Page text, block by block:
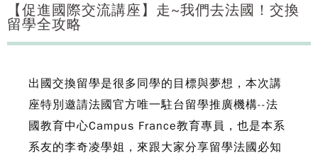
【促進國際交流講座】走~我們去法國！交換
留學全攻略
出國交換留學是很多同學的目標與夢想，本次講
座特別邀請法國官方唯一駐台留學推廣機構--法
國教育中心Campus France教育專員，也是本系
系友的李奇凌學姐，來跟大家分享留學法國必知